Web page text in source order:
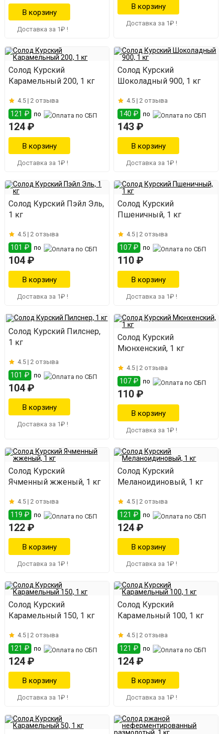
Доставка за 1₽ !
Доставка за 1₽ !
Солод Курский
Карамельный 200, 1 кг
4.5 | 2 отзыва
121 ₽ по
124 ₽
Доставка за 1₽ !
Солод Курский
Шоколадный 900, 1 кг
4.5 |2 отзыва
140 ₽ по
143 ₽
Доставка за 1₽ !
Солод Курский Пэйл Эль,
1 кг
4.5 | 2 отзыва
101 ₽ по
104 ₽
Доставка за 1₽ !
Солод Курский
Пшеничный, 1 кг
4.5 |2 отзыва
107 ₽ по
110 ₽
Доставка за 1₽ !
Солод Курский Пилснер,
1 кг
4.5 | 2 отзыва
101 ₽ по
104 ₽
Доставка за 1₽ !
Солод Курский
Мюнхенский, 1 кг
4.5 |2 отзыва
107 ₽ по
110 ₽
Доставка за 1₽ !
Солод Курский
Ячменный жженый, 1 кг
4.5 | 2 отзыва
119 ₽ по
122 ₽
Доставка за 1₽ !
Солод Курский
Меланоидиновый, 1 кг
4.5 |2 отзыва
121 ₽ по
124 ₽
Доставка за 1₽ !
Солод Курский
Карамельный 150, 1 кг
4.5 | 2 отзыва
121 ₽ по
124 ₽
Доставка за 1₽ !
Солод Курский
Карамельный 100, 1 кг
4.5 |2 отзыва
121 ₽ по
124 ₽
Доставка за 1₽ !